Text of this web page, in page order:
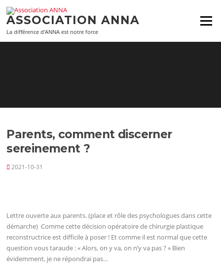
Aller
au
contenu
ASSOCIATION ANNA
La différence d'ANNA est notre force
Menu
Parents, comment discerner
sereinement ?
2021-10-31
Lettre ouverte aux parents. (place et rôle des psychologues dans cette
démarche) Comme cette décision opératoire de chirurgie plastique
reconstructrice est difficile à poser ! Et comme il est normal que cette
question vous taraude : « Alors, on y va, on n’y va pas ? » Bien
évidemment, je ne répondrai pas…